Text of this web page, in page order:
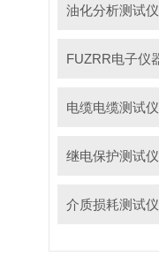
油化分析测试仪
FUZRR电子仪
电缆电缆测试仪
继电保护测试仪
介质损耗测试仪